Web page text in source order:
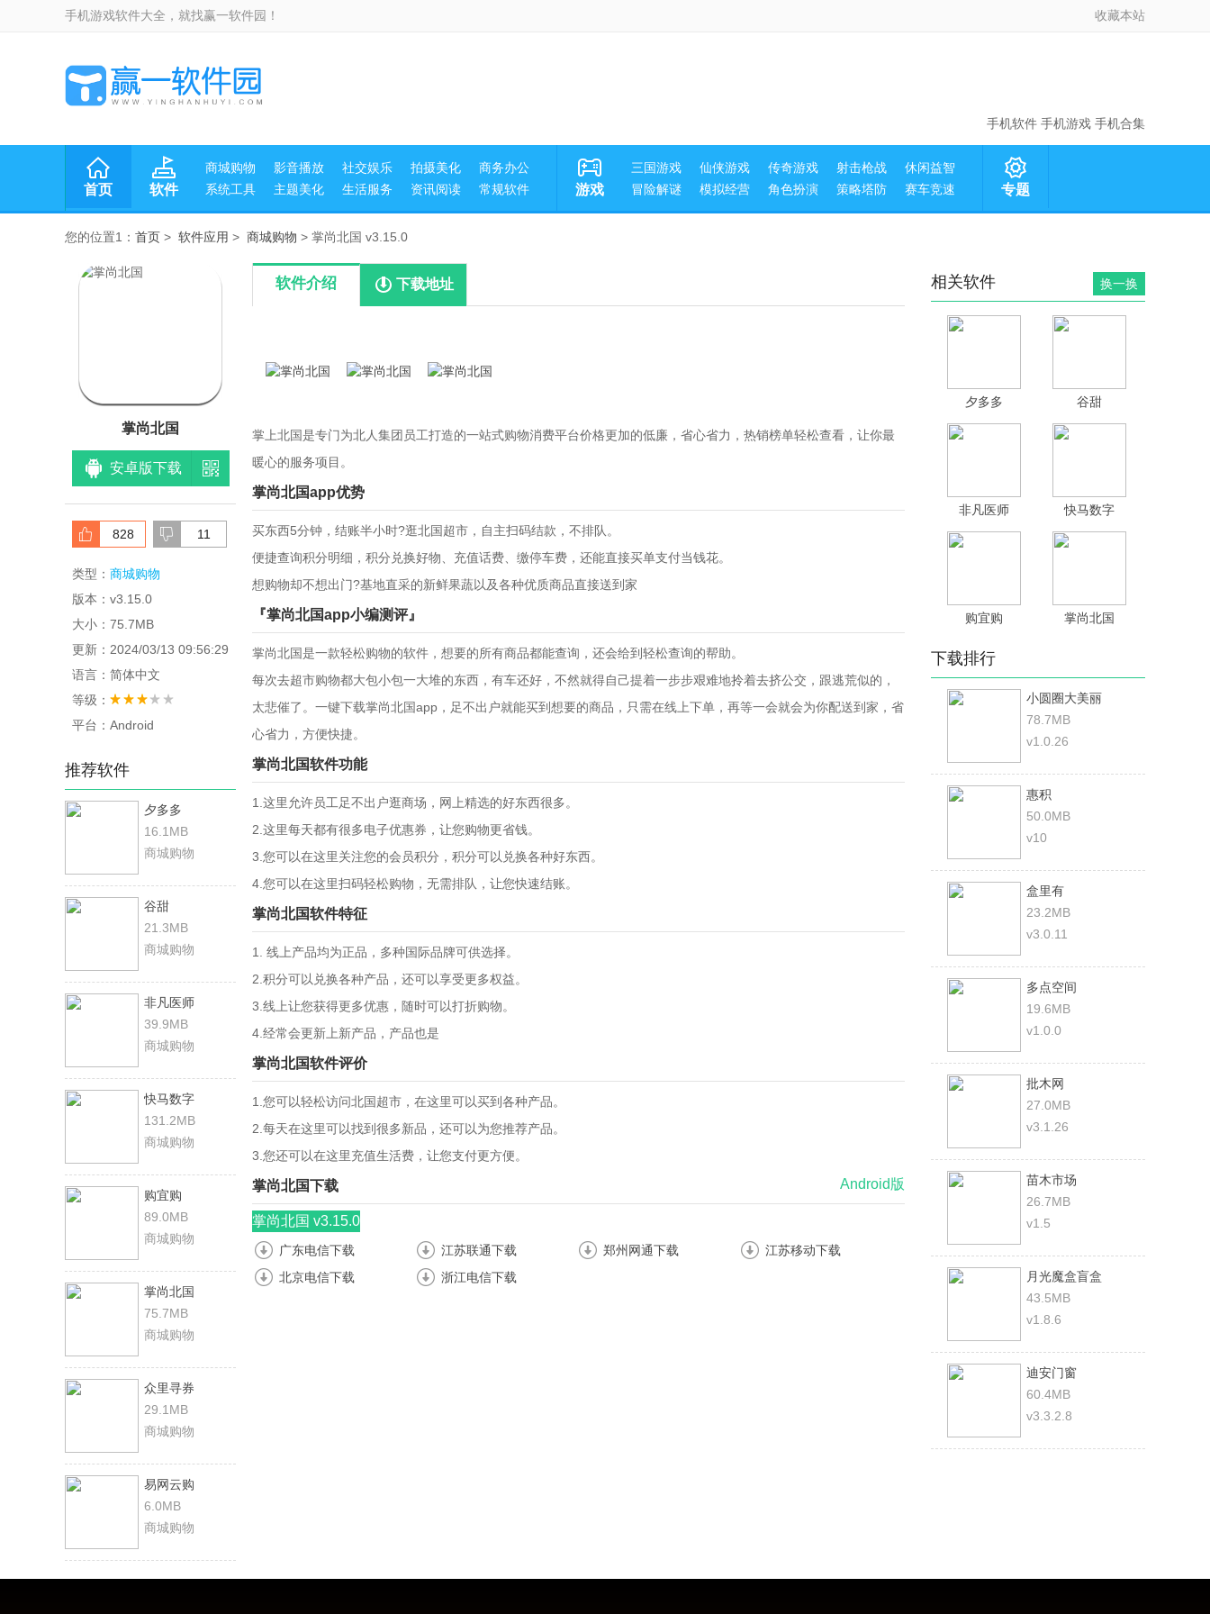
手机游戏软件大全，就找赢一软件园！ 收藏本站
手机软件 手机游戏 手机合集
首页 软件
商城购物 影音播放 社交娱乐 拍摄美化
商务办公
系统工具
主题美化 生活服务 资讯阅读 常规软件 游戏
三国游戏 仙侠游戏 传奇游戏 射击枪战
休闲益智
冒险解谜
模拟经营 角色扮演 策略塔防 赛车竞速 专题
您的位置1： 首页 > 软件应用 > 商城购物 > 掌尚北国 v3.15.0
掌尚北国
安卓版下载
828 11
类型： 商城购物
版本：v3.15.0
大小：75.7MB
更新：2024/03/13 09:56:29
语言：简体中文
等级：
平台：Android
推荐软件
夕多多
16.1MB
商城购物
谷甜
21.3MB
商城购物
非凡医师
39.9MB
商城购物
快马数字
131.2MB
商城购物
购宜购
89.0MB
商城购物
掌尚北国
75.7MB
商城购物
众里寻券
29.1MB
商城购物
易网云购
6.0MB
商城购物
软件介绍 下载地址
掌上北国是专门为北人集团员工打造的一站式购物消费平台价格更加的低廉，省心省力，热销榜单轻松查看，让你最
暖心的服务项目。
掌尚北国app优势
买东西5分钟，结账半小时?逛北国超市，自主扫码结款，不排队。
便捷查询积分明细，积分兑换好物、充值话费、缴停车费，还能直接买单支付当钱花。
想购物却不想出门?基地直采的新鲜果蔬以及各种优质商品直接送到家
『掌尚北国app小编测评』
掌尚北国是一款轻松购物的软件，想要的所有商品都能查询，还会给到轻松查询的帮助。
每次去超市购物都大包小包一大堆的东西，有车还好，不然就得自己提着一步步艰难地拎着去挤公交，跟逃荒似的，
太悲催了。一键下载掌尚北国app，足不出户就能买到想要的商品，只需在线上下单，再等一会就会为你配送到家，省
心省力，方便快捷。
掌尚北国软件功能
1.这里允许员工足不出户逛商场，网上精选的好东西很多。
2.这里每天都有很多电子优惠券，让您购物更省钱。
3.您可以在这里关注您的会员积分，积分可以兑换各种好东西。
4.您可以在这里扫码轻松购物，无需排队，让您快速结账。
掌尚北国软件特征
1. 线上产品均为正品，多种国际品牌可供选择。
2.积分可以兑换各种产品，还可以享受更多权益。
3.线上让您获得更多优惠，随时可以打折购物。
4.经常会更新上新产品，产品也是
掌尚北国软件评价
1.您可以轻松访问北国超市，在这里可以买到各种产品。
2.每天在这里可以找到很多新品，还可以为您推荐产品。
3.您还可以在这里充值生活费，让您支付更方便。
掌尚北国下载 Android版
掌尚北国 v3.15.0
广东电信下载 江苏联通下载 郑州网通下载
江苏移动下载
北京电信下载
浙江电信下载
换一换
相关软件
夕多多 谷甜
非凡医师 快马数字
购宜购 掌尚北国
下载排行
小圆圈大美丽
78.7MB
v1.0.26
惠积
50.0MB
v10
盒里有
23.2MB
v3.0.11
多点空间
19.6MB
v1.0.0
批木网
27.0MB
v3.1.26
苗木市场
26.7MB
v1.5
月光魔盒盲盒
43.5MB
v1.8.6
迪安门窗
60.4MB
v3.3.2.8